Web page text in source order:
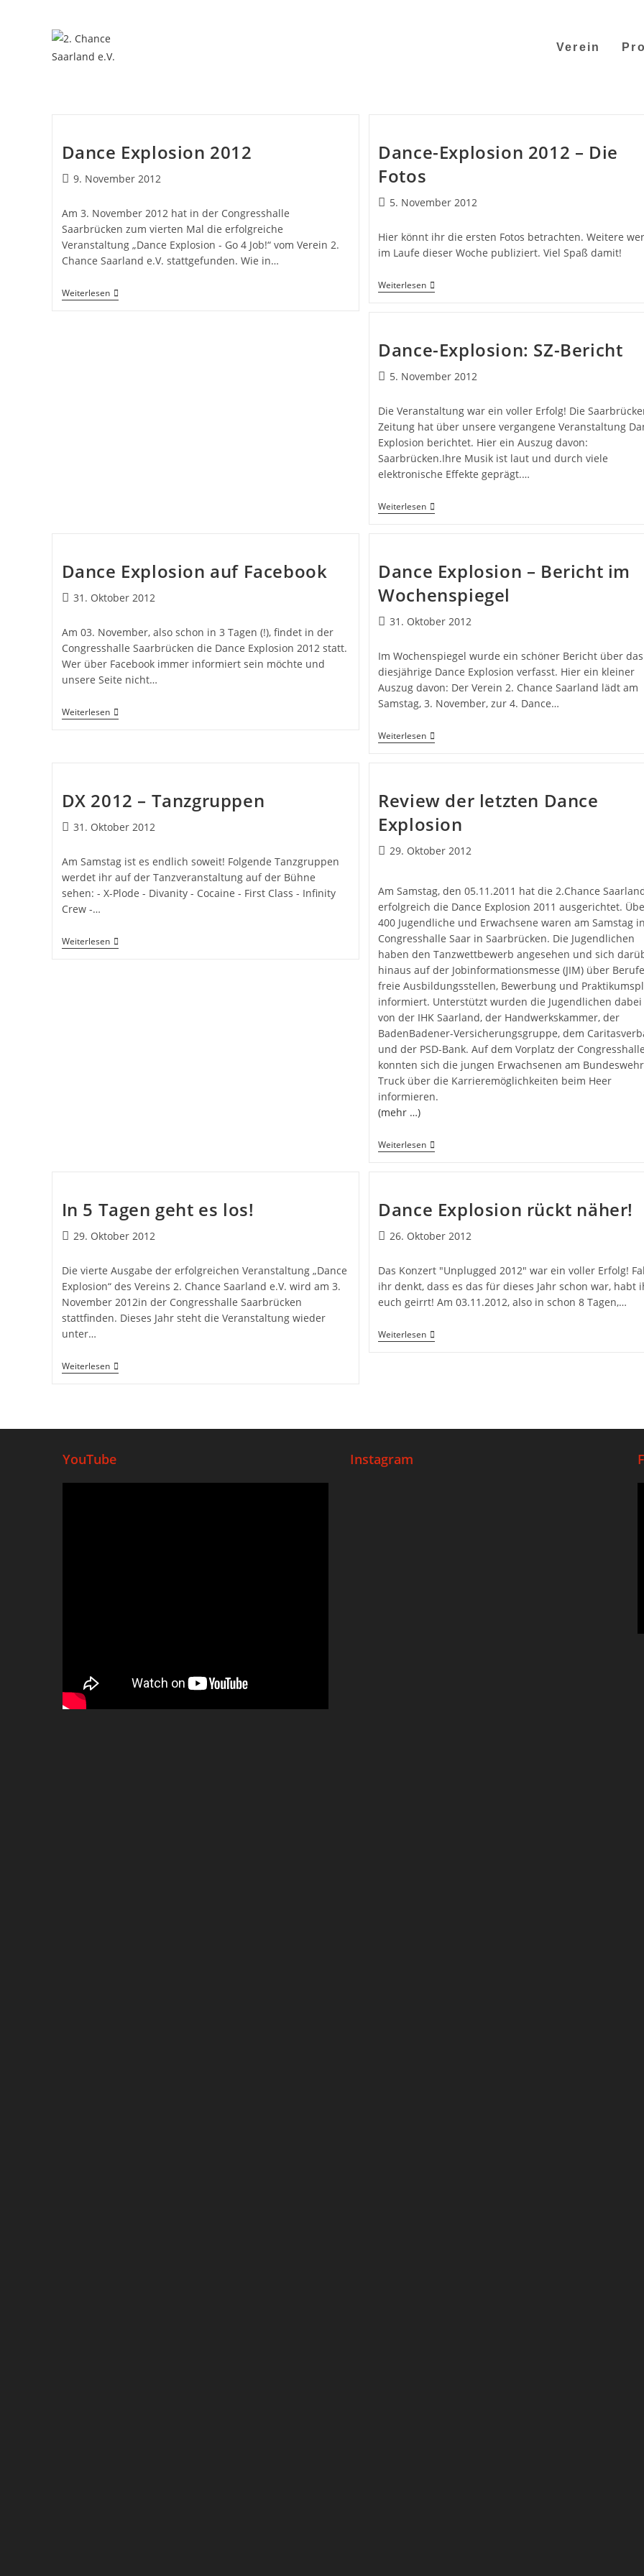
Verein
Dance Explosion 2012
9. November 2012
Am 3. November 2012 hat in der Congresshalle
Saarbrücken zum vierten Mal die erfolgreiche
Veranstaltung „Dance Explosion - Go 4 Job!“ vom Verein 2.
Chance Saarland e.V. stattgefunden. Wie in…
Weiterlesen
Dance-Explosion 2012 – Die
Fotos
5. November 2012
Hier könnt ihr die ersten Fotos betrachten. Weitere
im Laufe dieser Woche publiziert. Viel Spaß damit!
Weiterlesen
Dance-Explosion: SZ-Bericht
5. November 2012
Die Veranstaltung war ein voller Erfolg! Die
Zeitung hat über unsere vergangene Veranstaltung
Explosion berichtet. Hier ein Auszug davon:
Saarbrücken.Ihre Musik ist laut und durch viele
elektronische Effekte geprägt.…
Weiterlesen
Dance Explosion auf Facebook
31. Oktober 2012
Am 03. November, also schon in 3 Tagen (!), findet in der
Congresshalle Saarbrücken die Dance Explosion 2012 statt.
Wer über Facebook immer informiert sein möchte und
unsere Seite nicht…
Weiterlesen
Dance Explosion – Bericht im
Wochenspiegel
31. Oktober 2012
Im Wochenspiegel wurde ein schöner Bericht über das
diesjährige Dance Explosion verfasst. Hier ein kleiner
Auszug davon: Der Verein 2. Chance Saarland lädt am
Samstag, 3. November, zur 4. Dance…
Weiterlesen
DX 2012 – Tanzgruppen
31. Oktober 2012
Am Samstag ist es endlich soweit! Folgende Tanzgruppen
werdet ihr auf der Tanzveranstaltung auf der Bühne
sehen: - X-Plode - Divanity - Cocaine - First Class - Infinity
Crew -…
Weiterlesen
Review der letzten Dance
Explosion
29. Oktober 2012
Am Samstag, den 05.11.2011 hat die 2.Chance
erfolgreich die Dance Explosion 2011 ausgerichtet.
400 Jugendliche und Erwachsene waren am Samstag
Congresshalle Saar in Saarbrücken. Die Jugendlichen
haben den Tanzwettbewerb angesehen und sich
hinaus auf der Jobinformationsmesse (JIM) über
freie Ausbildungsstellen, Bewerbung und
informiert. Unterstützt wurden die Jugendlichen dabei
von der IHK Saarland, der Handwerkskammer, der
BadenBadener-Versicherungsgruppe, dem
und der PSD-Bank. Auf dem Vorplatz der Congresshalle
konnten sich die jungen Erwachsenen am
Truck über die Karrieremöglichkeiten beim Heer
informieren.
(mehr …)
Weiterlesen
In 5 Tagen geht es los!
29. Oktober 2012
Die vierte Ausgabe der erfolgreichen Veranstaltung „Dance
Explosion“ des Vereins 2. Chance Saarland e.V. wird am 3.
November 2012in der Congresshalle Saarbrücken
stattfinden. Dieses Jahr steht die Veranstaltung wieder
unter…
Weiterlesen
Dance Explosion rückt näher!
26. Oktober 2012
Das Konzert "Unplugged 2012" war ein voller Erfolg!
ihr denkt, dass es das für dieses Jahr schon war, habt
euch geirrt! Am 03.11.2012, also in schon 8 Tagen,…
Weiterlesen
YouTube Instagram